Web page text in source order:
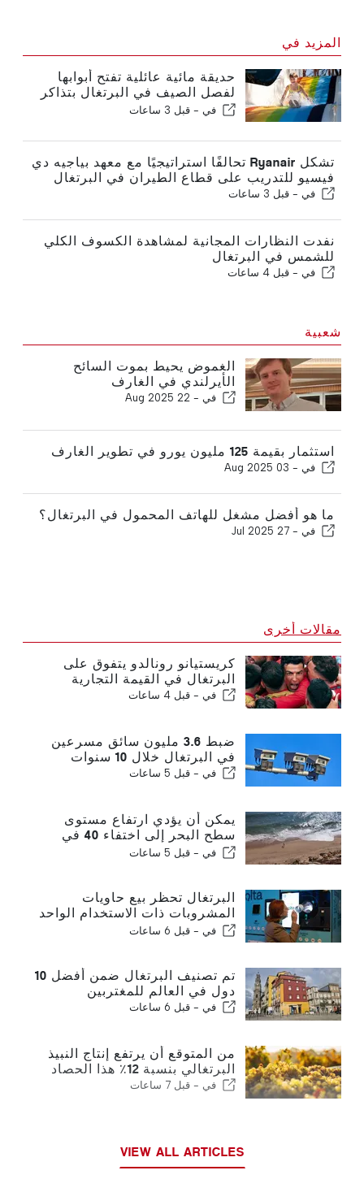
المزيد في
حديقة مائية عائلية تفتح أبوابها
لفصل الصيف في البرتغال بتذاكر
بقيمة 2 يوروفي - قبل 3 ساعات
تشكل Ryanair تحالفًا استراتيجيًا مع معهد بياجيه دي
فيسيو للتدريب على قطاع الطيران في البرتغال
في - قبل 3 ساعات
نفدت النظارات المجانية لمشاهدة الكسوف الكلي
للشمس في البرتغال
في - قبل 4 ساعات
شعبية
الغموض يحيط بموت السائح
الأيرلندي في الغارف
في - 22 Aug 2025
استثمار بقيمة 125 مليون يورو في تطوير الغارف
في - 03 Aug 2025
ما هو أفضل مشغل للهاتف المحمول في البرتغال؟
في - 27 Jul 2025
مقالات أخرى
كريستيانو رونالدو يتفوق على
البرتغال في القيمة التجارية
في - قبل 4 ساعات
ضبط 3.6 مليون سائق مسرعين
في البرتغال خلال 10 سنوات
في - قبل 5 ساعات
يمكن أن يؤدي ارتفاع مستوى
سطح البحر إلى اختفاء 40 في
المائة من شواطئ البرتغال
في - قبل 5 ساعات
البرتغال تحظر بيع حاويات
المشروبات ذات الاستخدام الواحد
بدون فولتا
في - قبل 6 ساعات
تم تصنيف البرتغال ضمن أفضل 10
دول في العالم للمغتربين
في - قبل 6 ساعات
من المتوقع أن يرتفع إنتاج النبيذ
البرتغالي بنسبة 12٪ هذا الحصاد
في - قبل 7 ساعات
VIEW ALL ARTICLES